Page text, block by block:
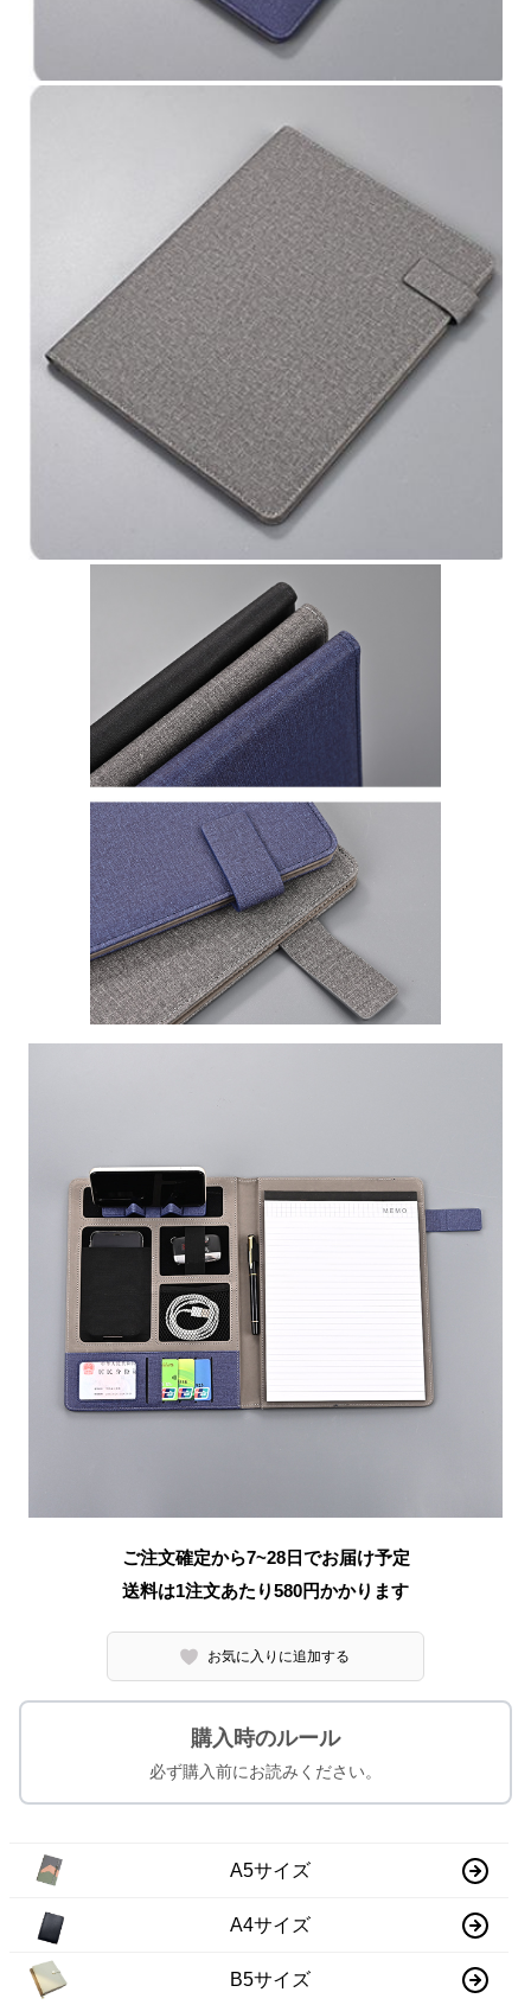
ご注文確定から7~28日でお届け予定
送料は1注文あたり580円かかります
お気に入りに追加する
購入時のルール
必ず購入前にお読みください。
A5サイズ
A4サイズ
B5サイズ